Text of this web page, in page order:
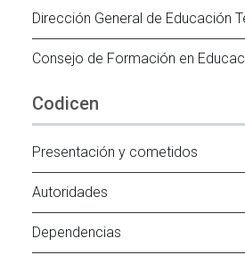
Dirección General de Educación
Consejo de Formación en
Codicen
Presentación y cometidos
Autoridades
Dependencias